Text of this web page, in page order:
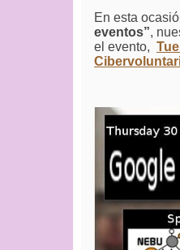
En esta
eventos”,
el evento,